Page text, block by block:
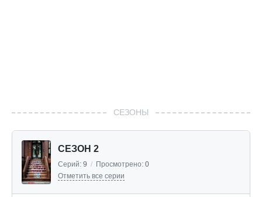
СЕЗОНЫ
СЕЗОН 2
Серий: 9 / Просмотрено: 0
Отметить все серии